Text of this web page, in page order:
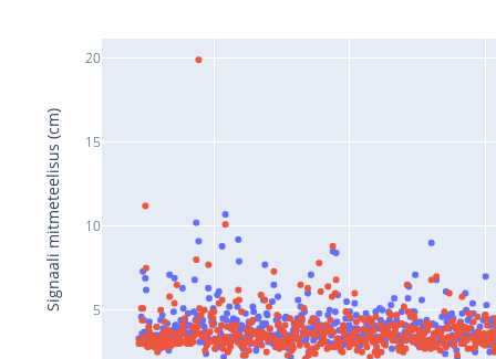
5
10
15
20
Signaali mitmeteelisus (cm)